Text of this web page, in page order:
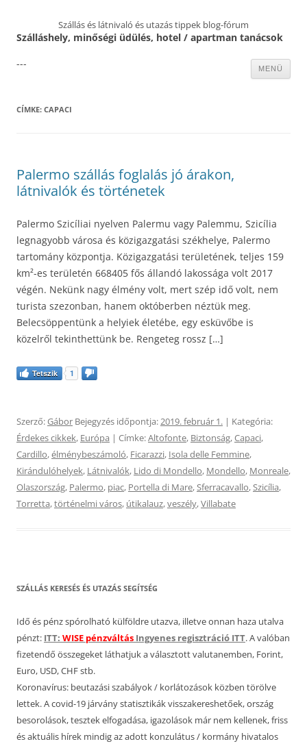
Szállás és látnivaló és utazás tippek blog-fórum
Szálláshely, minőségi üdülés, hotel / apartman tanácsok
MENÜ
---
CÍMKE: CAPACI
Palermo szállás foglalás jó árakon,
látnivalók és történetek
Palermo Szicíliai nyelven Palermu vagy Palemmu, Szicília
legnagyobb városa és közigazgatási székhelye, Palermo
tartomány központja. Közigazgatási területének, teljes 159
km²-es területén 668405 fős állandó lakossága volt 2017
végén. Nekünk nagy élmény volt, mert szép idő volt, nem
turista szezonban, hanem októberben néztük meg.
Belecsöppentünk a helyiek életébe, egy esküvőbe is
közelről tekinthettünk be. Rengeteg rossz […]
Tetszik 1
Szerző:Gábor Bejegyzés időpontja:2019. február 1. | Kategória:
Érdekes cikkek, Európa | Címke:Altofonte, Biztonság,Capaci,
Cardillo,élménybeszámoló, Ficarazzi, Isola delle Femmine,
Kirándulóhelyek, Látnivalók, Lido di Mondello, Mondello, Monreale,
Olaszország, Palermo, piac, Portella di Mare,Sferracavallo,Szicília,
Torretta,történelmi város, útikalauz,veszély,Villabate
SZÁLLÁS KERESÉS ÉS UTAZÁS SEGÍTSÉG
Idő és pénz spórolható külföldre utazva, illetve onnan haza utalva
pénzt: ITT: WISE pénzváltás Ingyenes regisztráció ITT. A valóban
fizetendő összegeket láthatjuk a választott valutanemben, Forint,
Euro, USD, CHF stb.
Koronavírus: beutazási szabályok / korlátozások közben törölve
lettek. A covid-19 járvány statisztikák visszakereshetőek, ország
besorolások, tesztek elfogadása, igazolások már nem kellenek, friss
és aktuális hírek mindig az adott konzulátus / kormány hivatalos